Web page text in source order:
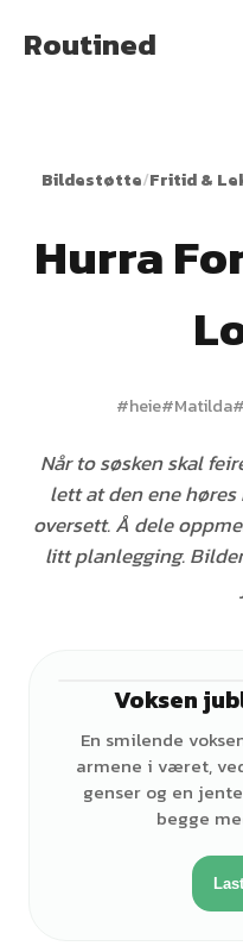
Routined
Bildestøtte/Fritid &
Hurra
#heie#Matilda#
Når to søsken skal
lett at den ene
oversett. Å dele
litt planlegging.
Voksen
En smilende
armene i været,
genser og en
begge